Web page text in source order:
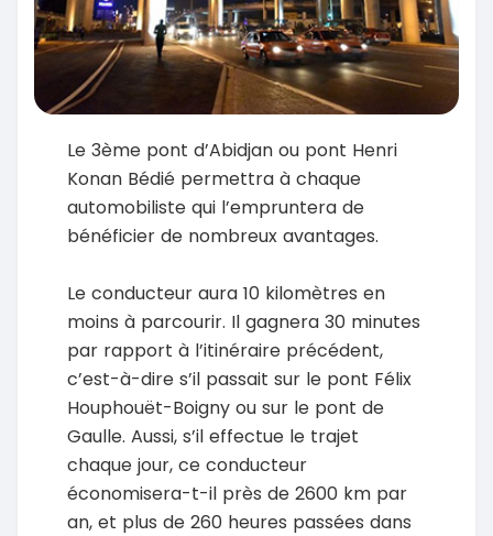
Le 3ème pont d’Abidjan ou pont Henri
Konan Bédié permettra à chaque
automobiliste qui l’empruntera de
bénéficier de nombreux avantages.
Le conducteur aura 10 kilomètres en
moins à parcourir. Il gagnera 30 minutes
par rapport à l’itinéraire précédent,
c’est-à-dire s’il passait sur le pont Félix
Houphouët-Boigny ou sur le pont de
Gaulle. Aussi, s’il effectue le trajet
chaque jour, ce conducteur
économisera-t-il près de 2600 km par
an, et plus de 260 heures passées dans